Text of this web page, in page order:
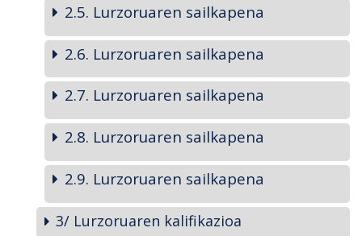
2.5. Lurzoruaren sailkapena
2.6. Lurzoruaren sailkapena
2.7. Lurzoruaren sailkapena
2.8. Lurzoruaren sailkapena
2.9. Lurzoruaren sailkapena
3/ Lurzoruaren kalifikazioa